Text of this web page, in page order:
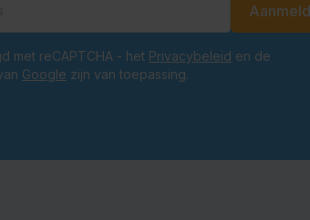
met reCAPTCHA - het Privacybeleid en de
Google zijn van toepassing.